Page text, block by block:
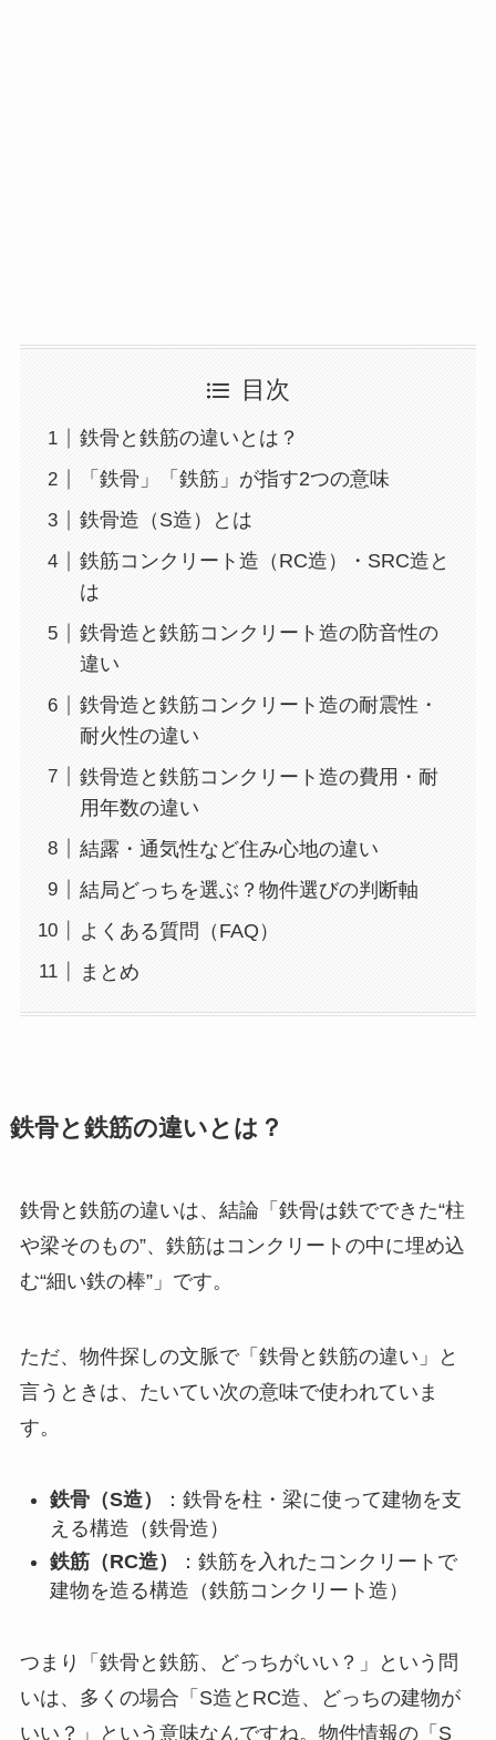
目次
鉄骨と鉄筋の違いとは？
「鉄骨」「鉄筋」が指す2つの意味
鉄骨造（S造）とは
鉄筋コンクリート造（RC造）・SRC造と
は
鉄骨造と鉄筋コンクリート造の防音性の
違い
鉄骨造と鉄筋コンクリート造の耐震性・
耐火性の違い
鉄骨造と鉄筋コンクリート造の費用・耐
用年数の違い
結露・通気性など住み心地の違い
結局どっちを選ぶ？物件選びの判断軸
よくある質問（FAQ）
まとめ
鉄骨と鉄筋の違いとは？
鉄骨と鉄筋の違いは、結論「鉄骨は鉄でできた“柱
や梁そのもの”、鉄筋はコンクリートの中に埋め込
む“細い鉄の棒”」です。
ただ、物件探しの文脈で「鉄骨と鉄筋の違い」と
言うときは、たいてい次の意味で使われていま
す。
鉄骨（S造）
：鉄骨を柱・梁に使って建物を支
える構造（鉄骨造）
鉄筋（RC造）
：鉄筋を入れたコンクリートで
建物を造る構造（鉄筋コンクリート造）
つまり「鉄骨と鉄筋、どっちがいい？」という問
いは、多くの場合「S造とRC造、どっちの建物が
いい？」という意味なんですね。物件情報の「S